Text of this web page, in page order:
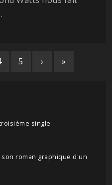
5 › »
single
son roman graphique d'un